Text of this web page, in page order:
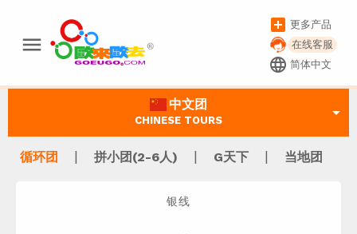
menu
add_box 更多产品
在线客服
language 简体中文
中文团
CHINESE TOURS arrow_drop_down
循环团 | 拼小团(2-6人) | G天下 | 当地团
银线